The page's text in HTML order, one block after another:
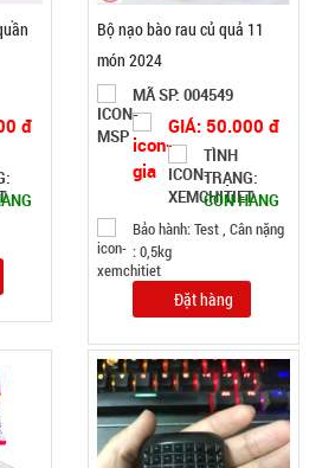
full vat )
MÃ
38.000 đ
TÌNH
CÒN HÀNG
hành:
Test ,
Cân nặng :
0.3kg
Đặt
đ
Bộ nạo bào rau củ quả 11
món 2024
MÃ SP: 004549
GIÁ: 50.000 đ
TÌNH
TRẠNG:
CÒN HÀNG
Bảo hành: Test , Cân nặng
: 0,5kg
Đặt hàng